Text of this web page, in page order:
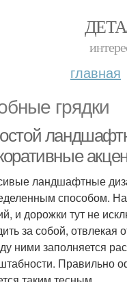
главная
грядки
ландшафтные
способом. На
и дорожки тут не
за собой, отвлекая
ними заполняется
Правильно